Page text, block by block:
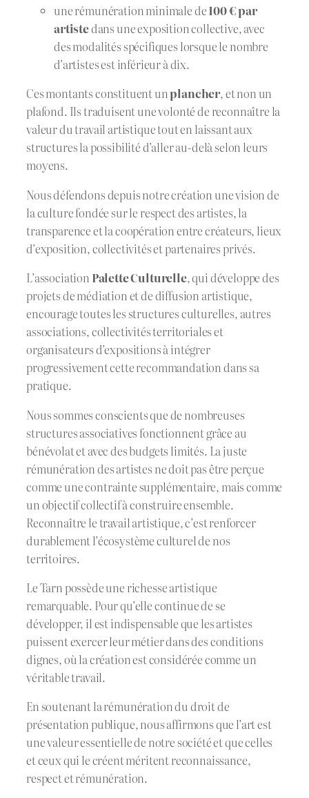
une rémunération minimale de100 € par
artistedans une exposition collective, avec
des modalités spécifiques lorsque le nombre
d’artistes est inférieur à dix.
Ces montants constituent unplancher, et non un
plafond. Ils traduisent une volonté de reconnaître la
valeur du travail artistique tout en laissant aux
structures la possibilité d’aller au-delà selon leurs
moyens.
Nous défendons depuis notre création une vision de
la culture fondée sur le respect des artistes, la
transparence et la coopération entre créateurs, lieux
d’exposition, collectivités et partenaires privés.
L’association Palette Culturelle, qui développe des
projets de médiation et de diffusion artistique,
encourage toutes les structures culturelles, autres
associations, collectivités territoriales et
organisateurs d’expositions à intégrer
progressivement cette recommandation dans sa
pratique.
Nous sommes conscients que de nombreuses
structures associatives fonctionnent grâce au
bénévolat et avec des budgets limités. La juste
rémunération des artistes ne doit pas être perçue
comme une contrainte supplémentaire, mais comme
un objectif collectif à construire ensemble.
Reconnaître le travail artistique, c’est renforcer
durablement l’écosystème culturel de nos
territoires.
Le Tarn possède une richesse artistique
remarquable. Pour qu’elle continue de se
développer, il est indispensable que les artistes
puissent exercer leur métier dans des conditions
dignes, où la création est considérée comme un
véritable travail.
En soutenant la rémunération du droit de
présentation publique, nous affirmons que l’art est
une valeur essentielle de notre société et que celles
et ceux qui le créent méritent reconnaissance,
respect et rémunération.